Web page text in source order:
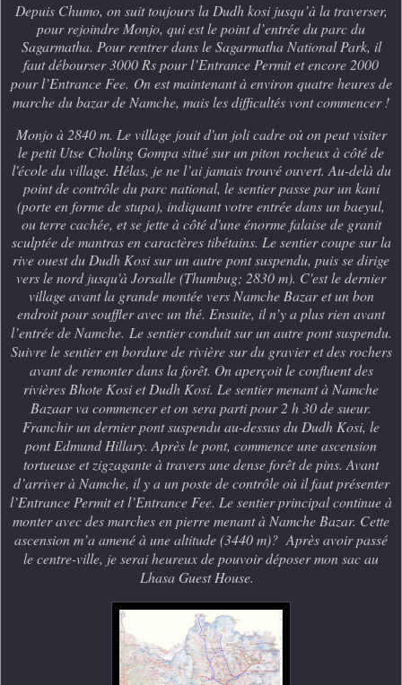
Depuis Chumo, on suit toujours la Dudh kosi jusqu’à la traverser,
pour rejoindre Monjo, qui est le point d’entrée du parc du
Sagarmatha. Pour rentrer dans le Sagarmatha National Park, il
faut débourser 3000 Rs pour l’Entrance Permit et encore 2000
pour l’Entrance Fee. On est maintenant à environ quatre heures de
marche du bazar de Namche, mais les difficultés vont commencer !
Monjo à 2840 m. Le village jouit d'un joli cadre où on peut visiter
le petit Utse Choling Gompa situé sur un piton rocheux à côté de
l'école du village. Hélas, je ne l’ai jamais trouvé ouvert. Au-delà du
point de contrôle du parc national, le sentier passe par un kani
(porte en forme de stupa), indiquant votre entrée dans un baeyul,
ou terre cachée, et se jette à côté d'une énorme falaise de granit
sculptée de mantras en caractères tibétains. Le sentier coupe sur la
rive ouest du Dudh Kosi sur un autre pont suspendu, puis se dirige
vers le nord jusqu'à Jorsalle (Thumbug; 2830 m). C'est le dernier
village avant la grande montée vers Namche Bazar et un bon
endroit pour souffler avec un thé. Ensuite, il n’y a plus rien avant
l’entrée de Namche. Le sentier conduit sur un autre pont suspendu.
Suivre le sentier en bordure de rivière sur du gravier et des rochers
avant de remonter dans la forêt. On aperçoit le confluent des
rivières Bhote Kosi et Dudh Kosi. Le sentier menant à Namche
Bazaar va commencer et on sera parti pour 2 h 30 de sueur.
Franchir un dernier pont suspendu au-dessus du Dudh Kosi, le
pont Edmund Hillary. Après le pont, commence une ascension
tortueuse et zigzagante à travers une dense forêt de pins. Avant
d’arriver à Namche, il y a un poste de contrôle où il faut présenter
l’Entrance Permit et l’Entrance Fee. Le sentier principal continue à
monter avec des marches en pierre menant à Namche Bazar. Cette
ascension m’a amené à une altitude (3440 m)? Après avoir passé
le centre-ville, je serai heureux de pouvoir déposer mon sac au
Lhasa Guest House.